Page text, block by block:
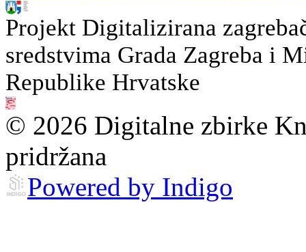
Projekt Digitalizirana
sredstvima Grada Zagreba i
Republike Hrvatske
© 2026 Digitalne zbirke
pridržana
Powered by Indigo